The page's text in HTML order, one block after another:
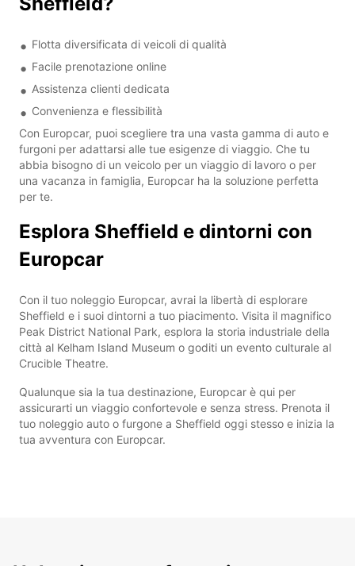
Flotta diversificata di veicoli di qualità
Facile prenotazione online
Assistenza clienti dedicata
Convenienza e flessibilità
Con Europcar, puoi scegliere tra una vasta gamma di auto e
furgoni per adattarsi alle tue esigenze di viaggio. Che tu
abbia bisogno di un veicolo per un viaggio di lavoro o per
una vacanza in famiglia, Europcar ha la soluzione perfetta
per te.
Esplora Sheffield e dintorni con
Europcar
Con il tuo noleggio Europcar, avrai la libertà di esplorare
Sheffield e i suoi dintorni a tuo piacimento. Visita il magnifico
Peak District National Park, esplora la storia industriale della
città al Kelham Island Museum o goditi un evento culturale al
Crucible Theatre.
Qualunque sia la tua destinazione, Europcar è qui per
assicurarti un viaggio confortevole e senza stress. Prenota il
tuo noleggio auto o furgone a Sheffield oggi stesso e inizia la
tua avventura con Europcar.